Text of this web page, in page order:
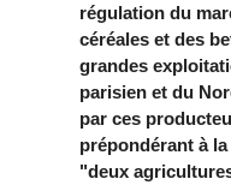
régulation du
céréales et des
grandes
parisien et du
par ces
prépondérant à
"deux